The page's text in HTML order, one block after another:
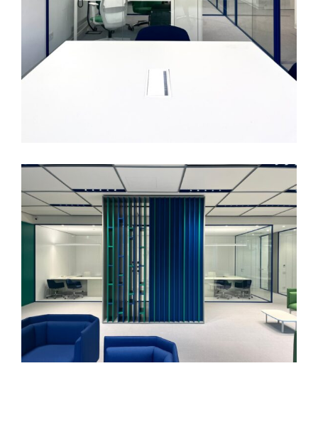
info@fabbricanove.com
Work
Latest News
Nuova Sede dell’archivio Diaristico Nazionale di Pieve S.
Marzo 4, 2026
L’effimero attraverso
Ottobre 4, 2023
PREMIO ARCHITETTURA TOSCANA 2022
Giugno 15, 2022